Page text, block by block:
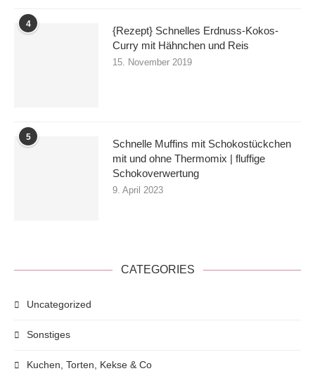
4
{Rezept} Schnelles Erdnuss-Kokos-
Curry mit Hähnchen und Reis
15. November 2019
5
Schnelle Muffins mit Schokostückchen
mit und ohne Thermomix | fluffige
Schokoverwertung
9. April 2023
CATEGORIES
Uncategorized
Sonstiges
Kuchen, Torten, Kekse & Co